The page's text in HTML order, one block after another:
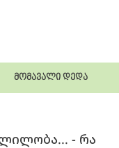
მომავალი დედა
- რა